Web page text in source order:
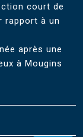
court de
rapport à un
après une
à Mougins